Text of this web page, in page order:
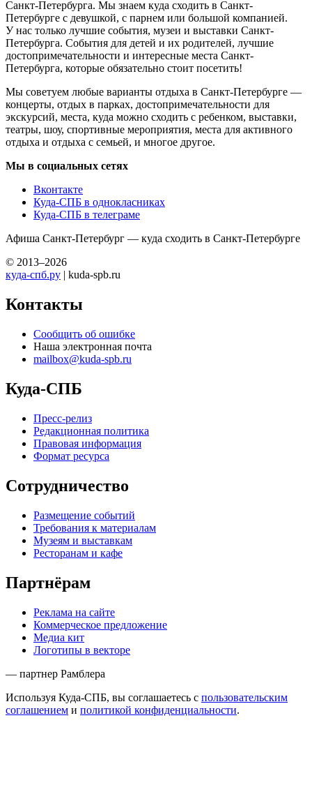
Санкт-Петербурга. Мы знаем куда сходить в Санкт-
Петербурге с девушкой, с парнем или большой компанией.
У нас только лучшие события, музеи и выставки Санкт-
Петербурга. События для детей и их родителей, лучшие
достопримечательности и интересные места Санкт-
Петербурга, которые обязательно стоит посетить!
Мы советуем любые варианты отдыха в Санкт-Петербурге —
концерты, отдых в парках, достопримечательности для
экскурсий, места, куда можно сходить с ребенком, выставки,
театры, шоу, спортивные мероприятия, места для активного
отдыха и отдыха с семьей, и многое другое.
Мы в социальных сетях
Вконтакте
Куда-СПБ в однокласниках
Куда-СПБ в телеграме
Афиша Санкт-Петербург — куда сходить в Санкт-Петербурге
© 2013–2026
куда-спб.ру | kuda-spb.ru
Контакты
Сообщить об ошибке
Наша электронная почта
mailbox@kuda-spb.ru
Куда-СПБ
Пресс-релиз
Редакционная политика
Правовая информация
Формат ресурса
Сотрудничество
Размещение событий
Требования к материалам
Музеям и выставкам
Ресторанам и кафе
Партнёрам
Реклама на сайте
Коммерческое предложение
Медиа кит
Логотипы в векторе
— партнер Рамблера
Используя Куда-СПБ, вы соглашаетесь с пользовательским
соглашением и политикой конфиденциальности.